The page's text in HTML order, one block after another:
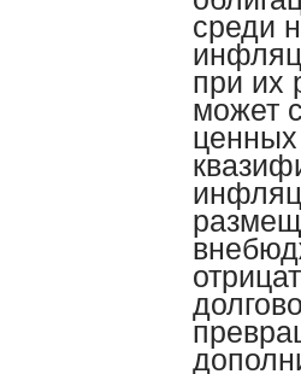
среди
при их
может